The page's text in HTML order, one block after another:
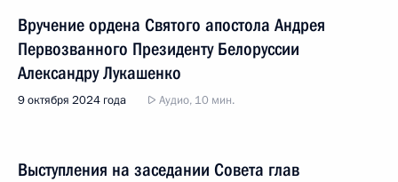
Вручение ордена Святого апостола Андрея
Первозванного Президенту Белоруссии
Александру Лукашенко
9 октября 2024 года Аудио, 10 мин.
Выступления на заседании Совета глав